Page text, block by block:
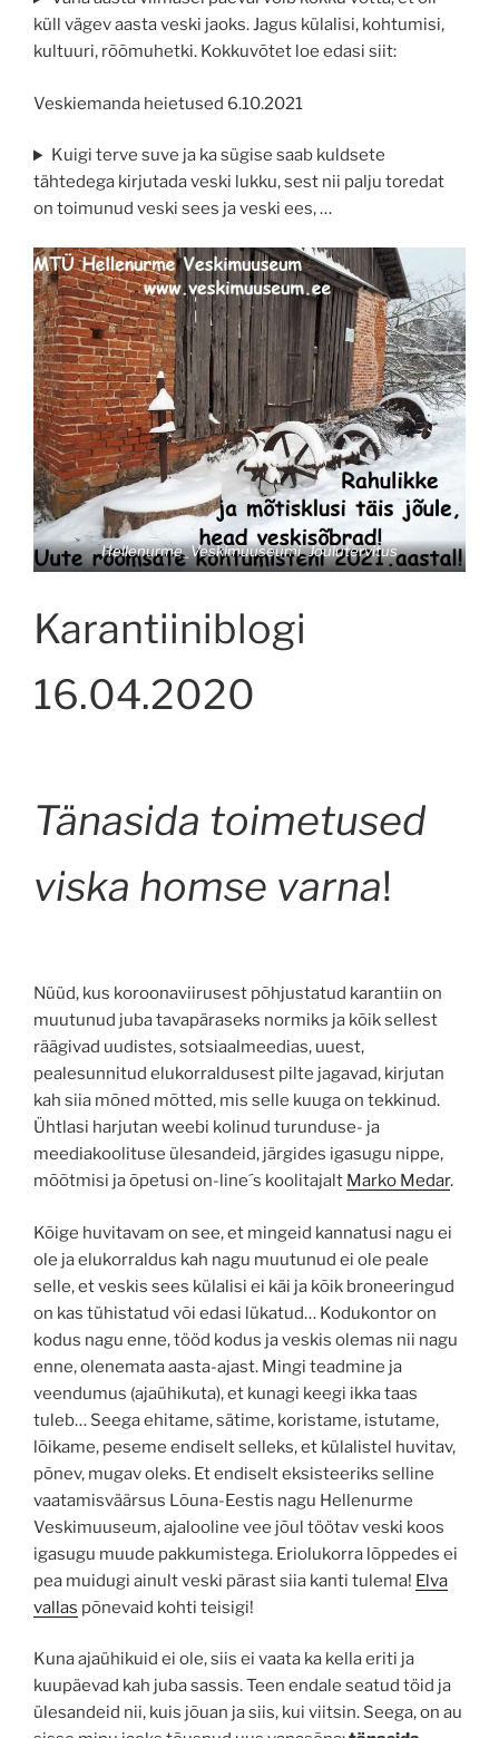
küll vägev aasta veski jaoks. Jagus külalisi, kohtumisi,
kultuuri, rõõmuhetki. Kokkuvõtet loe edasi siit:
Veskiemanda heietused 6.10.2021
Kuigi terve suve ja ka sügise saab kuldsete
tähtedega kirjutada veski lukku, sest nii palju toredat
on toimunud veski sees ja veski ees, …
Hellenurme_Veskimuuseumi_Jõulutervitus
Karantiiniblogi
16.04.2020
Tänasida toimetused
viska homse varna!
Nüüd, kus koroonaviirusest põhjustatud karantiin on
muutunud juba tavapäraseks normiks ja kõik sellest
räägivad uudistes, sotsiaalmeedias, uuest,
pealesunnitud elukorraldusest pilte jagavad, kirjutan
kah siia mõned mõtted, mis selle kuuga on tekkinud.
Ühtlasi harjutan weebi kolinud turunduse- ja
meediakoolituse ülesandeid, järgides igasugu nippe,
mõõtmisi ja õpetusi on-line´s koolitajalt Marko Medar.
Kõige huvitavam on see, et mingeid kannatusi nagu ei
ole ja elukorraldus kah nagu muutunud ei ole peale
selle, et veskis sees külalisi ei käi ja kõik broneeringud
on kas tühistatud või edasi lükatud… Kodukontor on
kodus nagu enne, tööd kodus ja veskis olemas nii nagu
enne, olenemata aasta-ajast. Mingi teadmine ja
veendumus (ajaühikuta), et kunagi keegi ikka taas
tuleb… Seega ehitame, sätime, koristame, istutame,
lõikame, peseme endiselt selleks, et külalistel huvitav,
põnev, mugav oleks. Et endiselt eksisteeriks selline
vaatamisväärsus Lõuna-Eestis nagu Hellenurme
Veskimuuseum, ajalooline vee jõul töötav veski koos
igasugu muude pakkumistega. Eriolukorra lõppedes ei
pea muidugi ainult veski pärast siia kanti tulema! Elva
vallas põnevaid kohti teisigi!
Kuna ajaühikuid ei ole, siis ei vaata ka kella eriti ja
kuupäevad kah juba sassis. Teen endale seatud töid ja
ülesandeid nii, kuis jõuan ja siis, kui viitsin. Seega, on au